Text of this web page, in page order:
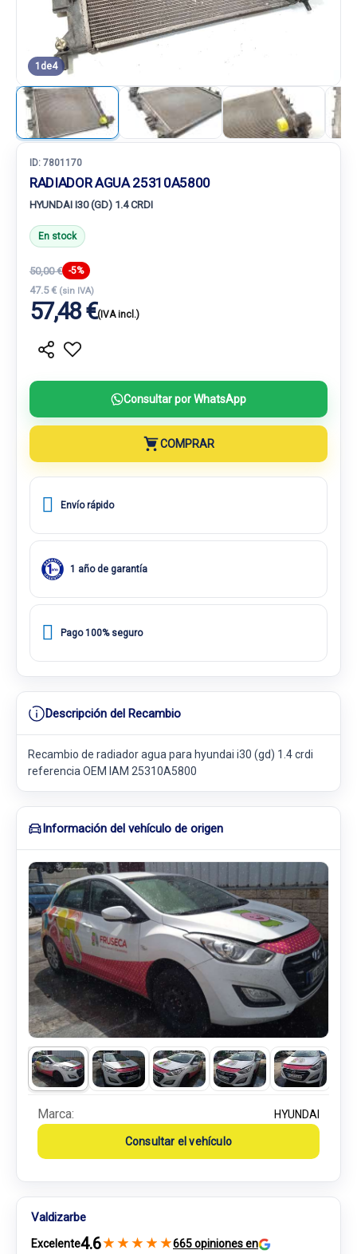
1 de4
ID: 7801170
RADIADOR AGUA 25310A5800
HYUNDAI I30 (GD) 1.4 CRDI
En stock
50,00 € -5%
47.5 € (sin IVA)
57,48 €(IVA incl.)
Consultar por WhatsApp
COMPRAR
Envío rápido
1 año de garantía
Pago 100% seguro
Descripción del Recambio
Recambio de radiador agua para hyundai i30 (gd) 1.4 crdi
referencia OEM IAM 25310A5800
Información del vehículo de origen
Marca: HYUNDAI
Consultar el vehículo
Valdizarbe
Excelente4.6★ ★ ★ ★ ★665 opiniones en